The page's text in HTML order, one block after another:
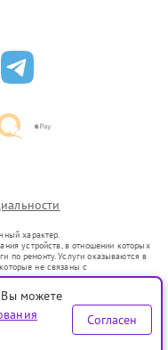
характер.
устройств, в отношении которых
по ремонту. Услуги оказываются в
не связаны с
представителями.
оборот в соответствии
услуг или введения
о предоставляемых услугах по
офертой, определяемой
Вы можете
Согласен